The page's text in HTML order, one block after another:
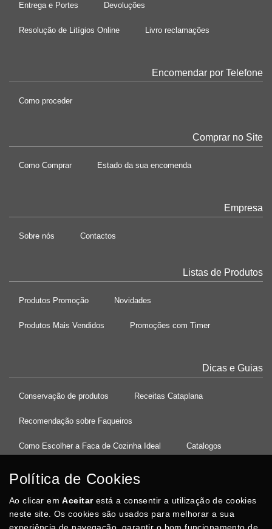
Entrega e Portes Devoluções
Resolução de Litígios Online Livro reclamações
Encomendar por Telefone
Como proceder
Comprar no Site
Como Comprar Estado da sua encomenda
Empresa
Sobre nós Contactos
Listas de Produtos
Produtos Promoção Novidades
Produtos Mais Vendidos Promoções com Timer
Dicas e Guias
Conservação de produtos Receitas Cataplana
Recomendação sobre Faqueiros
Como Escolher a Faca de Cozinha Ideal Catalogos
37°08'27.5"N 8°32'13.9"W
Política de Cookies
Ao clicar emAceitarestá a consentir a utilização de cookies
neste site. Os cookies são usados para melhorar a sua